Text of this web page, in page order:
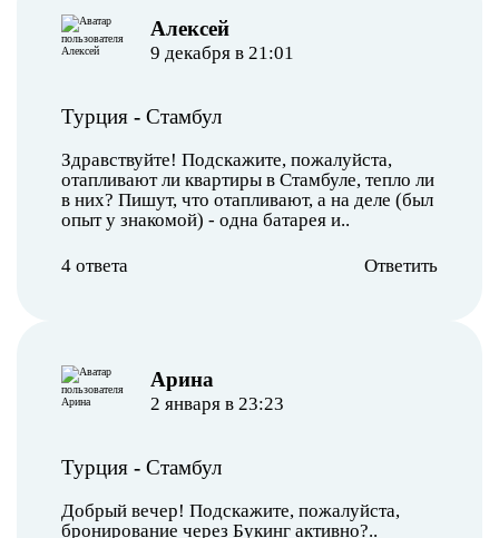
Алексей
9 декабря в 21:01
Турция - Стамбул
Здравствуйте! Подскажите, пожалуйста,
отапливают ли квартиры в Стамбуле, тепло ли
в них? Пишут, что отапливают, а на деле (был
опыт у знакомой) - одна батарея и..
4 ответа Ответить
Арина
2 января в 23:23
Турция - Стамбул
Добрый вечер! Подскажите, пожалуйста,
бронирование через Букинг активно?..